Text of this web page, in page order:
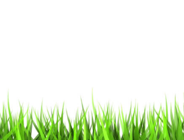
MDC 32
MC 39